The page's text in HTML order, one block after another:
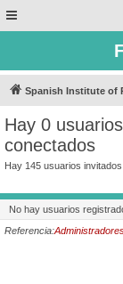
Spanish Institute of
Hay 0
conectados
Hay 145 usuarios
No hay usuarios
Referencia: